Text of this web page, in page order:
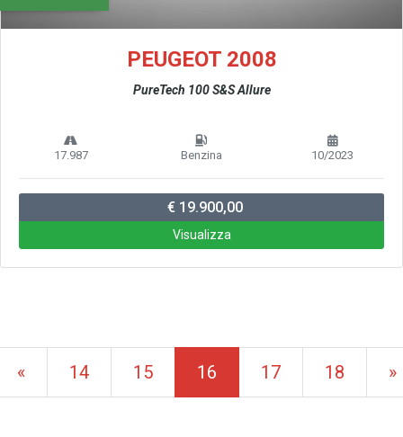
PEUGEOT 2008
PureTech 100 S&S Allure
17.987 Benzina 10/2023
€ 19.900,00
Visualizza
« 14 15 16(current)
17 18 »